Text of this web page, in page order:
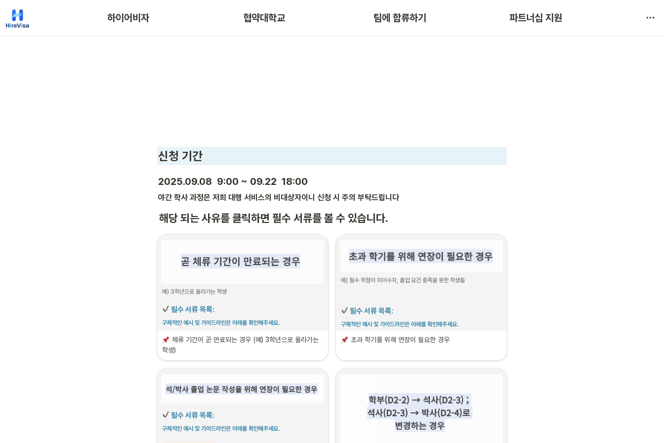
하이어비자 협약대학교 팀에 합류하기 파트너십 지원
서비스 불만 사항 제보
신청 기간
2025.09.08  9:00 ~ 09.22  18:00
야간 학사 과정은 저희 대행 서비스의 비대상자이니 신청 시 주의 부탁드립니다
해당 되는 사유를 클릭하면 필수 서류를 볼 수 있습니다.
예) 3학년으로 올라가는 학생
필수 서류 목록:
구체적인 예시 및 가이드라인은 아래를 확인해주세요.
1. 거주지 입증 서류
주의:
체류 기간이 곧 만료되는 경우 (예) 3학년으로 올라가는
학생)
예) 필수 학점이 미이수자, 졸업 요건 충족을 못한 학생들
필수 서류 목록:
구체적인 예시 및 가이드라인은 아래를 확인해주세요.
1. 거주지 입증 서류
초과 학기 를 위해 연장이 필요한 경우
필수 서류 목록:
구체적인 예시 및 가이드라인은 아래를 확인해주세요.